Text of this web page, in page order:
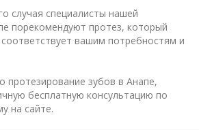
случая специалисты нашей
порекомендуют протез, который
вашим потребностям и
протезирование зубов в Анапе,
бесплатную консультацию по
на сайте.